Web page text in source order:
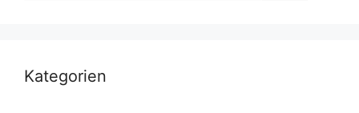
Kategorien